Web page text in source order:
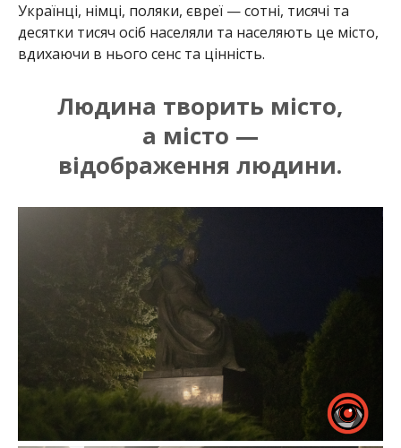
Українці, німці, поляки, євреї — сотні, тисячі та
десятки тисяч осіб населяли та населяють це місто,
вдихаючи в нього сенс та цінність.
Людина творить місто,
а місто —
відображення людини.